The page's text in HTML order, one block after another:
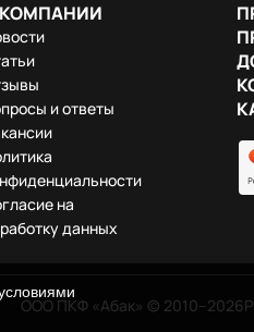
и ответы
на
данных
ООО ПКФ «Абак» © 2010–2026